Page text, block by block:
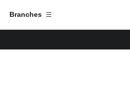
Branches